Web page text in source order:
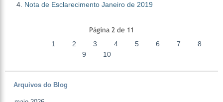
Nota de Esclarecimento Janeiro de 2019
Página 2 de 11
1
2 3 4 5 6 7
8
9
10
Arquivos do Blog